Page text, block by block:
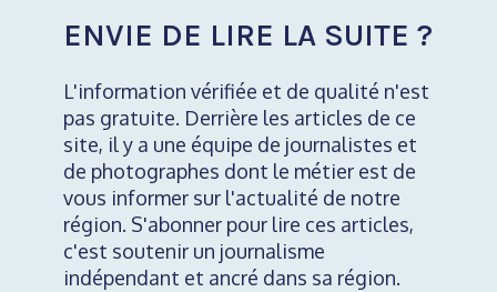
ENVIE DE LIRE LA SUITE ?
L'information vérifiée et de qualité n'est
pas gratuite. Derrière les articles de ce
site, il y a une équipe de journalistes et
de photographes dont le métier est de
vous informer sur l'actualité de notre
région. S'abonner pour lire ces articles,
c'est soutenir un journalisme
indépendant et ancré dans sa région.